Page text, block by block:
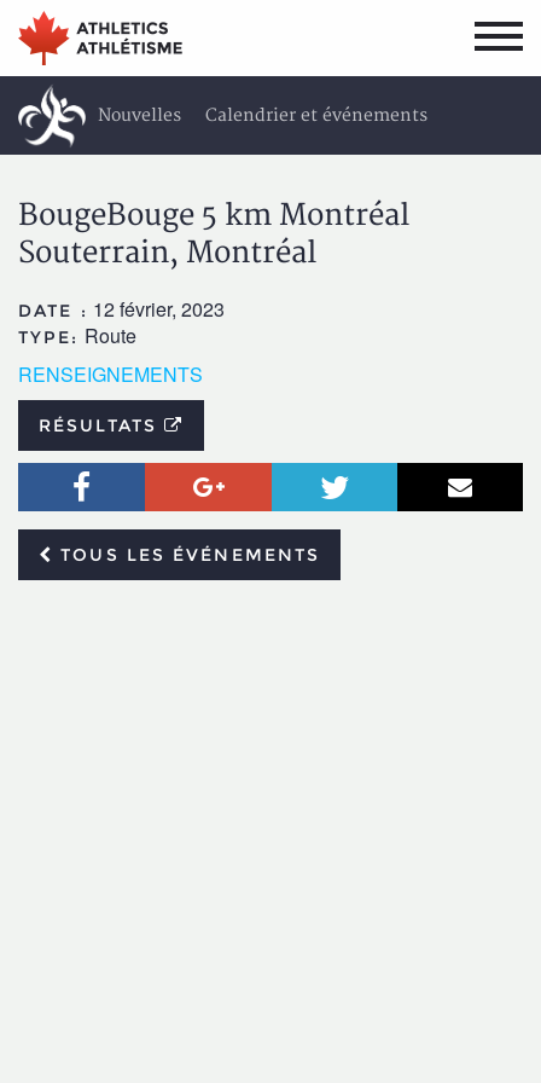
Aller
au
menu
principal
Aller
au
contenu
principal
Nouvelles Calendrier et événements
BougeBouge 5 km Montréal
Souterrain, Montréal
DATE : 12 février, 2023
TYPE: Route
RENSEIGNEMENTS
RÉSULTATS
Facebook Google+ Twitter
TOUS LES ÉVÉNEMENTS